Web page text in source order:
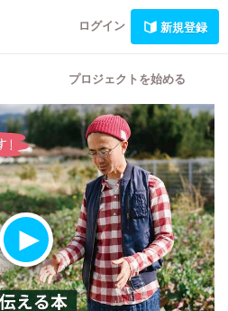
ログイン 新規登録
プロジェクトを始める